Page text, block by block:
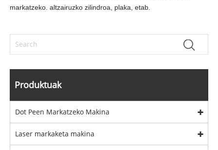
markatzeko. altzairuzko zilindroa, plaka, etab.
Produktuak
Dot Peen Markatzeko Makina
Laser markaketa makina